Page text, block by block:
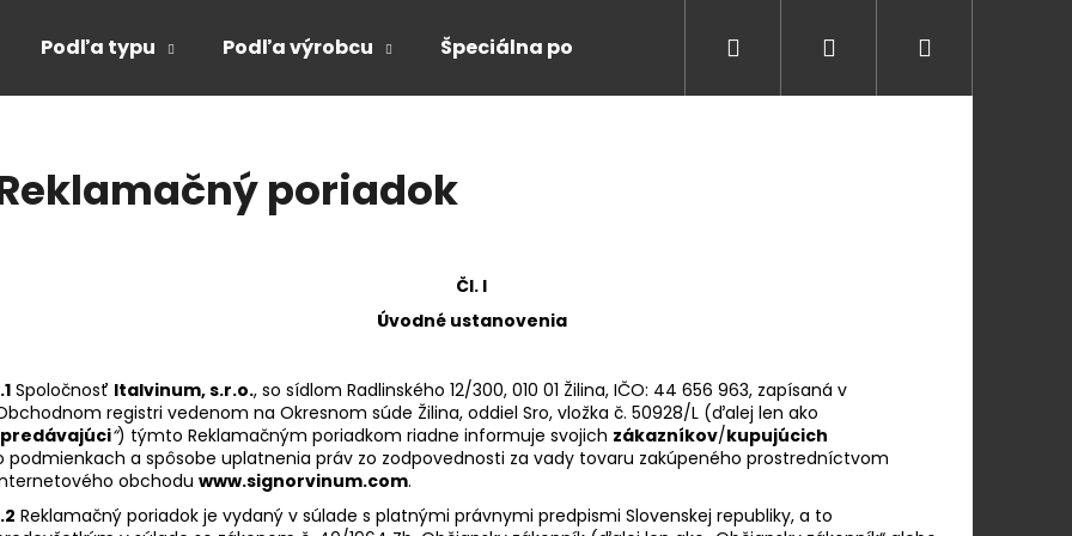
Podľa typu Podľa výrobcu Špeciálna ponuka Degustácie
Hľadať Prihlásenie
poriadok
Čl. I
Úvodné ustanovenia
Spoločnosť Italvinum, s.r.o., so sídlom Radlinského 12/300, 010 01 Žilina, IČO: 44 656 963, zapísaná v
registri vedenom na Okresnom súde Žilina, oddiel Sro, vložka č. 50928/L (ďalej len ako
predávajúci“) týmto Reklamačným poriadkom riadne informuje svojich zákazníkov/kupujúcich
podmienkach a spôsobe uplatnenia práv zo zodpovednosti za vady tovaru zakúpeného prostredníctvom
obchodu www.signorvinum.com.
Reklamačný poriadok je vydaný v súlade s platnými právnymi predpismi Slovenskej republiky, a to
Nasledujúce